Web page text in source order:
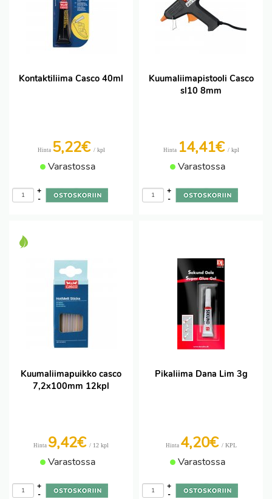
Kontaktiliima Casco 40ml
Hinta 5,22€ / kpl
Varastossa
-
+
Kuumaliimapistooli Casco
sl10 8mm
Hinta 14,41€ / kpl
Varastossa
-
+
Kuumaliimapuikko casco
7,2x100mm 12kpl
Hinta 9,42€ / 12 kpl
Varastossa
-
+
Pikaliima Dana Lim 3g
Hinta 4,20€ / KPL
Varastossa
-
+